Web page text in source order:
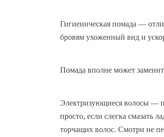
Гигиеническая помада —
бровям ухоженный вид и
Помада вполне может
Электризующиеся волосы —
просто, если слегка смазать
торчащих волос. Смотри не